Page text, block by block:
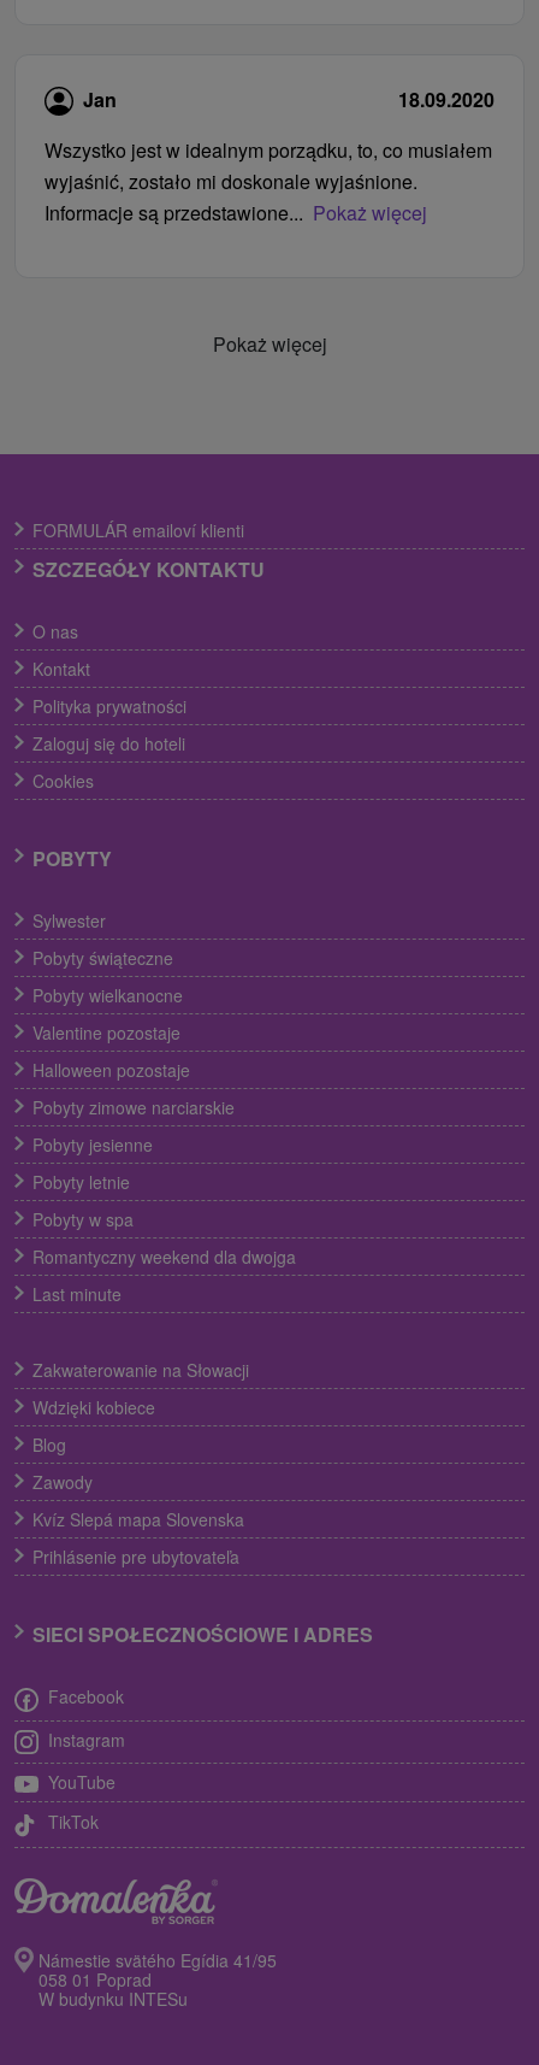
Jan
18.09.2020
Wszystko jest w idealnym porządku, to, co musiałem
wyjaśnić, zostało mi doskonale wyjaśnione.
Informacje są przedstawione... Pokaż więcej
Pokaż więcej
FORMULÁR emailoví klienti
SZCZEGÓŁY KONTAKTU
O nas
Kontakt
Polityka prywatności
Zaloguj się do hoteli
Cookies
POBYTY
Sylwester
Pobyty świąteczne
Pobyty wielkanocne
Valentine pozostaje
Halloween pozostaje
Pobyty zimowe narciarskie
Pobyty jesienne
Pobyty letnie
Pobyty w spa
Romantyczny weekend dla dwojga
Last minute
Zakwaterowanie na Słowacji
Wdzięki kobiece
Blog
Zawody
Kvíz Slepá mapa Slovenska
Prihlásenie pre ubytovateľa
SIECI SPOŁECZNOŚCIOWE I ADRES
Facebook
Instagram
YouTube
TikTok
Námestie svätého Egídia 41/95
058 01 Poprad
W budynku INTESu